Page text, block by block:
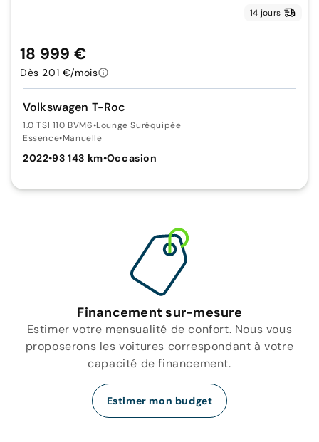
14 jours
Volkswagen T-Roc
1.0 TSI 110 BVM6•Lounge Suréquipée
Essence•Manuelle
2022•93 143 km•Occasion
18 999 €
Dès 201 €/mois
Financement sur-mesure
Estimer votre mensualité de confort. Nous vous
proposerons les voitures correspondant à votre
capacité de financement.
Estimer mon budget